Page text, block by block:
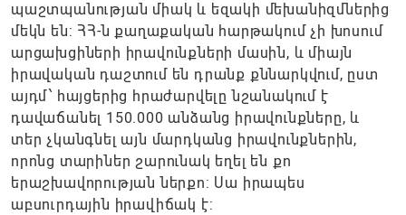
պաշտպանության միակ և եզակի մեխանիզմներից
մեկն են: ՀՀ-ն քաղաքական հարթակում չի խոսում
արցախցիների իրավունքների մասին, և միայն
իրավական դաշտում են դրանք քննարկվում, ըստ
այդմ՝ հայցերից հրաժարվելը նշանակում է
դավաճանել 150.000 անձանց իրավունքները, և
տեր չկանգնել այն մարդկանց իրավունքներին,
որոնց տարիներ շարունակ եղել են քո
երաշխավորության ներքո: Սա իրապես
աբսուրդային իրավիճակ է: